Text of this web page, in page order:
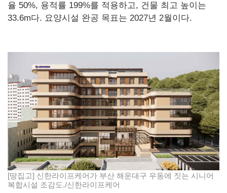
율 50%, 용적률 199%를 적용하고, 건물 최고 높이는
33.6m다. 요양시설 완공 목표는 2027년 2월이다.
[땅집고] 신한라이프케어가 부산 해운대구 우동에 짓는 시니어
복합시설 조감도./신한라이프케어